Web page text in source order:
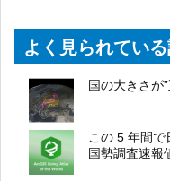
よく見られてい
国の大きさが
この 5 年間
国勢調査速報